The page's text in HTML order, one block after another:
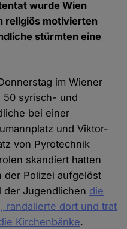
wurde Wien
religiös motivierten
stürmten eine
im Wiener
50 syrisch- und
bei einer
und Viktor-
von Pyrotechnik
skandiert hatten
der Polizei aufgelöst
der Jugendlichen die
randalierte dort und trat
Kirchenbänke.